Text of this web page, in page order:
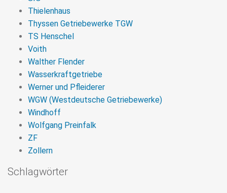
Thielenhaus
Thyssen Getriebewerke TGW
TS Henschel
Voith
Walther Flender
Wasserkraftgetriebe
Werner und Pfleiderer
WGW (Westdeutsche Getriebewerke)
Windhoff
Wolfgang Preinfalk
ZF
Zollern
Schlagwörter